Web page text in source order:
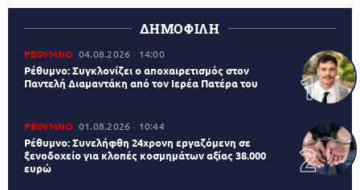
ΔΗΜΟΦΙΛΗ
ΡΕΘΥΜΝΟ 04.08.2026 14:00
Ρέθυμνο: Συγκλονίζει ο αποχαιρετισμός στον
Παντελή Διαμαντάκη από τον Ιερέα Πατέρα του
ΡΕΘΥΜΝΟ 01.08.2026 10:44
Ρέθυμνο: Συνελήφθη 24χρονη εργαζόμενη σε
ξενοδοχείο για κλοπές κοσμημάτων αξίας 38.000
ευρώ